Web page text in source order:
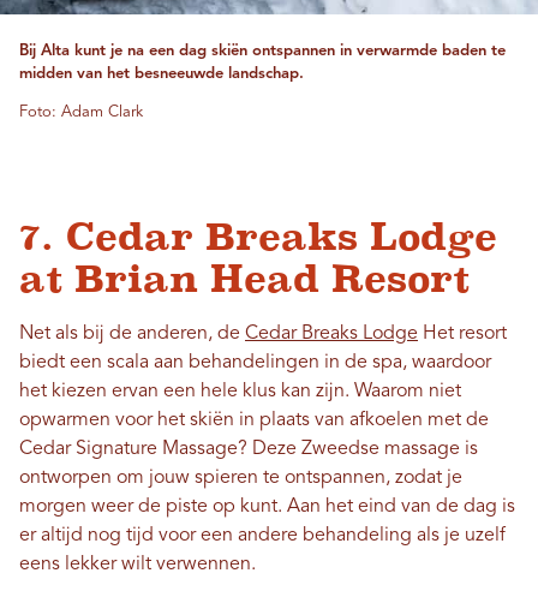
Bij Alta kunt je na een dag skiën ontspannen in verwarmde baden te
midden van het besneeuwde landschap.
Foto: Adam Clark
7. Cedar Breaks Lodge
at Brian Head Resort
Net als bij de anderen, de Cedar Breaks Lodge Het resort
biedt een scala aan behandelingen in de spa, waardoor
het kiezen ervan een hele klus kan zijn. Waarom niet
opwarmen voor het skiën in plaats van afkoelen met de
Cedar Signature Massage? Deze Zweedse massage is
ontworpen om jouw spieren te ontspannen, zodat je
morgen weer de piste op kunt. Aan het eind van de dag is
er altijd nog tijd voor een andere behandeling als je uzelf
eens lekker wilt verwennen.